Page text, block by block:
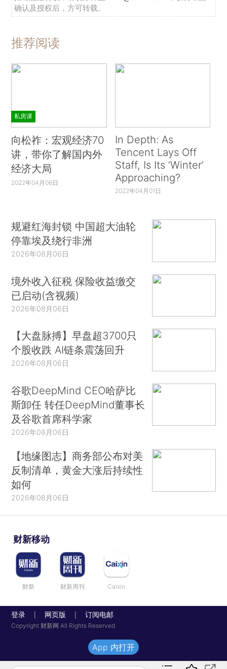
确认及授权后，方可转载。
推荐阅读
私房课
向松祚：宏观经济70
讲，带你了解国内外
经济大局
2022年04月06日
In Depth: As
Tencent Lays Off
Staff, Is Its ‘Winter’
Approaching?
2022年04月01日
规避红海封锁 中国超大油轮
停靠埃及绕行非洲
2026年08月06日
境外收入征税 保险收益缴交
已启动(含视频)
2026年08月06日
【大盘脉搏】早盘超3700只
个股收跌 AI链条震荡回升
2026年08月06日
谷歌DeepMind CEO哈萨比
斯卸任 转任DeepMind董事长
及谷歌首席科学家
2026年08月06日
【地缘图志】商务部公布对美
反制清单，黄金大涨后持续性
如何
2026年08月06日
财新移动
财新 财新周刊 Caixin
登录 网页版 订阅电邮
Copyright 财新网 All Rights Reserved
App 内打开